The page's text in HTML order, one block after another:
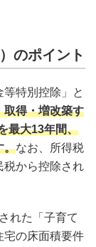
のポイント
特別控除」と
取得・増改築す
最大13年間、
。なお、所得税
税から控除され
れた「子育て
宅の床面積要件